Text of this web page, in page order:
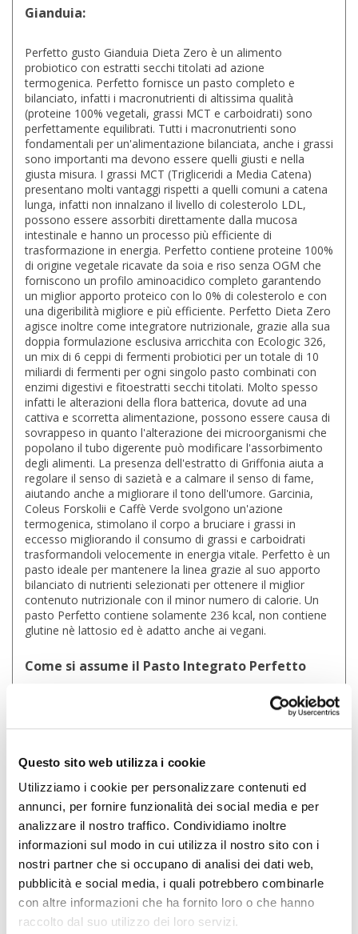
Questo sito web utilizza i cookie
Utilizziamo i cookie per personalizzare contenuti ed
annunci, per fornire funzionalità dei social media e per
analizzare il nostro traffico. Condividiamo inoltre
informazioni sul modo in cui utilizza il nostro sito con i
nostri partner che si occupano di analisi dei dati web,
pubblicità e social media, i quali potrebbero combinarle
con altre informazioni che ha fornito loro o che hanno
raccolto dal suo utilizzo dei loro servizi.
Gianduia:
Perfetto gusto Gianduia Dieta Zero è un alimento
probiotico con estratti secchi titolati ad azione
termogenica. Perfetto fornisce un pasto completo e
bilanciato, infatti i macronutrienti di altissima qualità
(proteine 100% vegetali, grassi MCT e carboidrati) sono
perfettamente equilibrati. Tutti i macronutrienti sono
fondamentali per un'alimentazione bilanciata, anche i grassi
sono importanti ma devono essere quelli giusti e nella
giusta misura. I grassi MCT (Trigliceridi a Media Catena)
presentano molti vantaggi rispetti a quelli comuni a catena
lunga, infatti non innalzano il livello di colesterolo LDL,
possono essere assorbiti direttamente dalla mucosa
intestinale e hanno un processo più efficiente di
trasformazione in energia. Perfetto contiene proteine 100%
di origine vegetale ricavate da soia e riso senza OGM che
forniscono un profilo aminoacidico completo garantendo
un miglior apporto proteico con lo 0% di colesterolo e con
una digeribilità migliore e più efficiente. Perfetto Dieta Zero
agisce inoltre come integratore nutrizionale, grazie alla sua
doppia formulazione esclusiva arricchita con Ecologic 326,
un mix di 6 ceppi di fermenti probiotici per un totale di 10
miliardi di fermenti per ogni singolo pasto combinati con
enzimi digestivi e fitoestratti secchi titolati. Molto spesso
infatti le alterazioni della flora batterica, dovute ad una
cattiva e scorretta alimentazione, possono essere causa di
sovrappeso in quanto l'alterazione dei microorganismi che
popolano il tubo digerente può modificare l'assorbimento
degli alimenti. La presenza dell'estratto di Griffonia aiuta a
regolare il senso di sazietà e a calmare il senso di fame,
aiutando anche a migliorare il tono dell'umore. Garcinia,
Coleus Forskolii e Caffè Verde svolgono un'azione
termogenica, stimolano il corpo a bruciare i grassi in
eccesso migliorando il consumo di grassi e carboidrati
trasformandoli velocemente in energia vitale. Perfetto è un
pasto ideale per mantenere la linea grazie al suo apporto
bilanciato di nutrienti selezionati per ottenere il miglior
contenuto nutrizionale con il minor numero di calorie. Un
pasto Perfetto contiene solamente 236 kcal, non contiene
glutine nè lattosio ed è adatto anche ai vegani.
Come si assume il Pasto Integrato Perfetto
vegetale. Shakerare energicamente contando fino a dieci. Si
consiglia di versare prima l'acqua e poi la polvere all'interno
dell'apposito Shaker, per migliorare la solubilità.
Valori nutrizionali del Pasto Integrato Perfetto
gusto Gianduia:
per dose 60